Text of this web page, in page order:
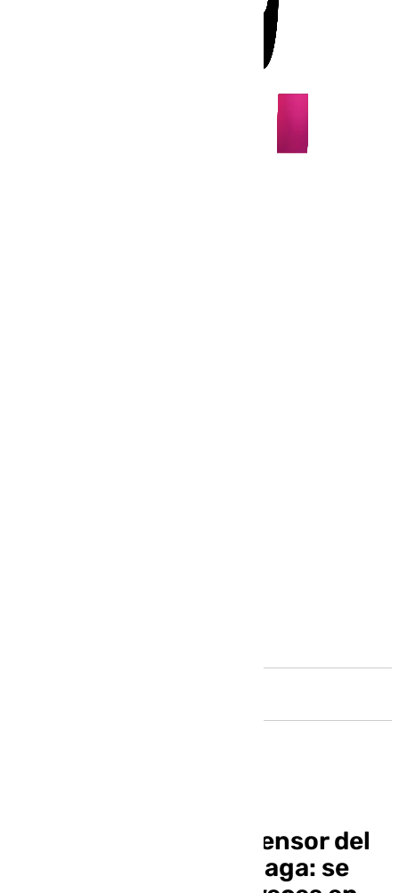
La ‘maldición’ del ascensor del
Ayuntamiento de Málaga: se